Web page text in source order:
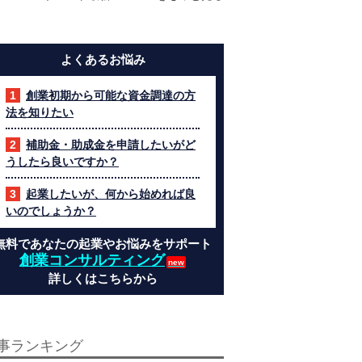
よくあるお悩み
創業初期から可能な資金調達の方
法を知りたい
補助金・助成金を申請したいがど
うしたら良いですか？
起業したいが、何から始めれば良
いのでしょうか？
料であなたの起業やお悩みをサポート
創業コンサルティング
詳しくはこちらから
ランキング